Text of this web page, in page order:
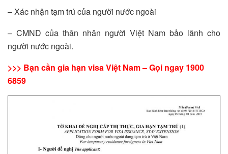
– Xác nhận tạm trú của người nước ngoài
– CMND của thân nhân người Việt Nam bảo lãnh cho
người nước ngoài.
>>> Bạn cần gia hạn visa Việt Nam – Gọi ngay 1900
6859